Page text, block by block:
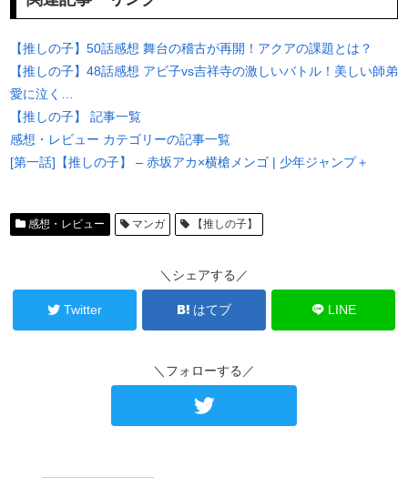
【推しの子】50話感想 舞台の稽古が再開！アクアの課題とは？
【推しの子】48話感想 アビ子vs吉祥寺の激しいバトル！美しい師弟
愛に泣く…
【推しの子】 記事一覧
感想・レビュー カテゴリーの記事一覧
[第一話]【推しの子】 – 赤坂アカ×横槍メンゴ | 少年ジャンプ＋
感想・レビュー マンガ 【推しの子】
＼シェアする／
Twitter はてブ LINE
＼フォローする／